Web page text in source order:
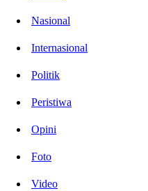
Nasional
Internasional
Politik
Peristiwa
Opini
Foto
Video